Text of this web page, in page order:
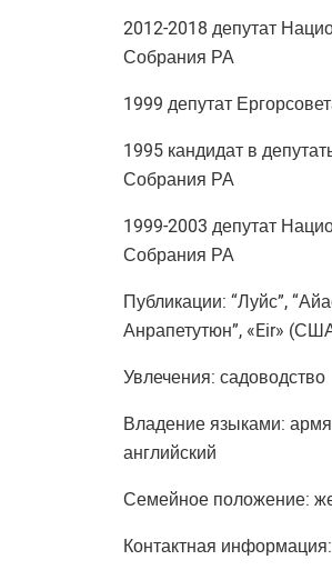
2012-2018 депутат
Собрания РА
1999 депутат
1995 кандидат в
Собрания РА
1999-2003 депутат
Собрания РА
Публикации: “Луйс”,
Анрапетутюн”, «Eir»
Увлечения: садоводство
Владение языками:
английский
Семейное положение:
Контактная информация: